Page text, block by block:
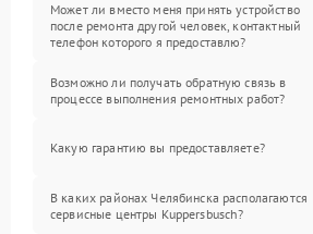
Может ли вместо меня принять устройство
после ремонта другой человек, контактный
телефон которого я предоставлю?
Возможно ли получать обратную связь в
процессе выполнения ремонтных работ?
Какую гарантию вы предоставляете?
В каких районах Челябинска располагаются
сервисные центры Kuppersbusch?